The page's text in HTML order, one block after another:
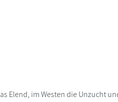
Elend, im Westen die Unzucht